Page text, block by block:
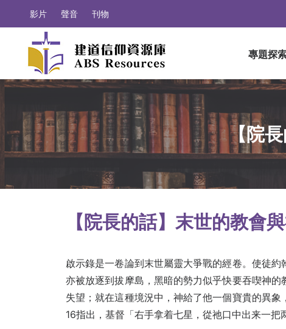
影片 聲音 刊物
專題探
【院
【院長的話】末世的教會
啟示錄是一卷論到末世屬靈大爭戰的經卷。使徒
亦被放逐到拔摩島，黑暗的勢力似乎快要吞喫神
失望；就在這種境況中，神給了他一個寶貴的異
16指出，基督「右手拿着七星，從祂口中出来一把